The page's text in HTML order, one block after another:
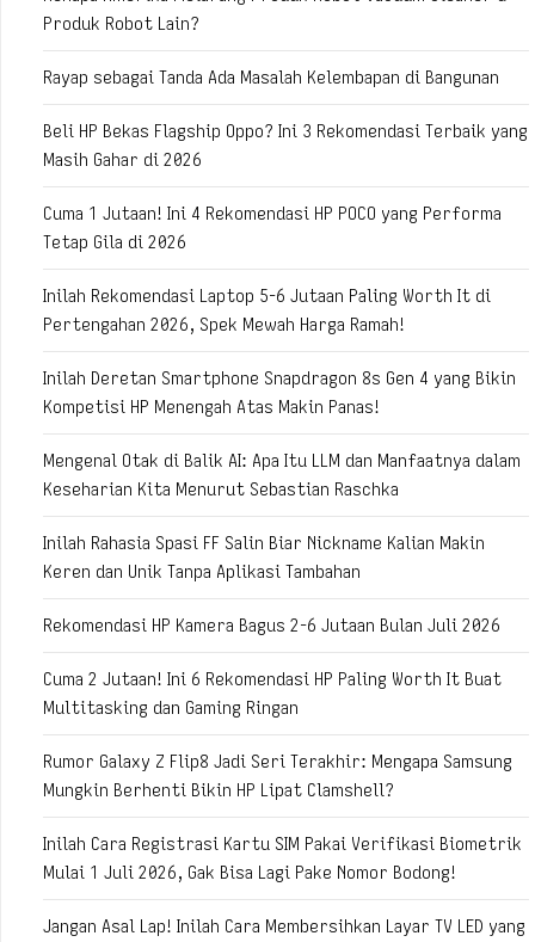
Produk Robot Lain?
Rayap sebagai Tanda Ada Masalah Kelembapan di Bangunan
Beli HP Bekas Flagship Oppo? Ini 3 Rekomendasi Terbaik yang
Masih Gahar di 2026
Cuma 1 Jutaan! Ini 4 Rekomendasi HP POCO yang Performa
Tetap Gila di 2026
Inilah Rekomendasi Laptop 5-6 Jutaan Paling Worth It di
Pertengahan 2026, Spek Mewah Harga Ramah!
Inilah Deretan Smartphone Snapdragon 8s Gen 4 yang Bikin
Kompetisi HP Menengah Atas Makin Panas!
Mengenal Otak di Balik AI: Apa Itu LLM dan Manfaatnya dalam
Keseharian Kita Menurut Sebastian Raschka
Inilah Rahasia Spasi FF Salin Biar Nickname Kalian Makin
Keren dan Unik Tanpa Aplikasi Tambahan
Rekomendasi HP Kamera Bagus 2-6 Jutaan Bulan Juli 2026
Cuma 2 Jutaan! Ini 6 Rekomendasi HP Paling Worth It Buat
Multitasking dan Gaming Ringan
Rumor Galaxy Z Flip8 Jadi Seri Terakhir: Mengapa Samsung
Mungkin Berhenti Bikin HP Lipat Clamshell?
Inilah Cara Registrasi Kartu SIM Pakai Verifikasi Biometrik
Mulai 1 Juli 2026, Gak Bisa Lagi Pake Nomor Bodong!
Jangan Asal Lap! Inilah Cara Membersihkan Layar TV LED yang